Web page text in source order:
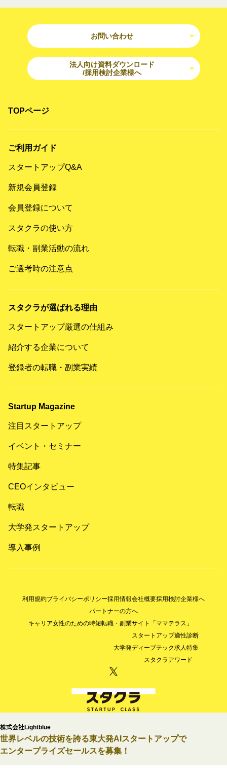
株式会社Lightblue
世界レベルの技術を誇る東大発AIスタートアップで
エンタープライズセールスを募集！
お問い合わせ
法人向け資料ダウンロード
/採用検討企業様へ
TOPページ
ご利用ガイド
スタートアップQ&A
新規会員登録
会員登録について
スタクラの使い方
転職・副業活動の流れ
ご選考時の注意点
スタクラが選ばれる理由
スタートアップ厳選の仕組み
紹介する企業について
登録者の転職・副業実績
Startup Magazine
注目スタートアップ
イベント・セミナー
特集記事
CEOインタビュー
転職
大学発スタートアップ
導入事例
利用規約プライバシーポリシー採用情報会社概要採用検討企業様へ
パートナーの方へ
キャリア女性のための時短転職・副業サイト「ママテラス」
スタートアップ適性診断
大学発ディープテック求人特集
スタクラアワード
厚労省許可番号 13-ユ-305094（有料人材紹介）
「スタクラ」は、(株)スタートアップクラスの登録商標です。